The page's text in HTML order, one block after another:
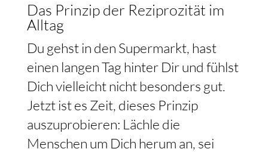
Das Prinzip der Reziprozität im
Alltag
Du gehst in den Supermarkt, hast
einen langen Tag hinter Dir und fühlst
Dich vielleicht nicht besonders gut.
Jetzt ist es Zeit, dieses Prinzip
auszuprobieren: Lächle die
Menschen um Dich herum an, sei